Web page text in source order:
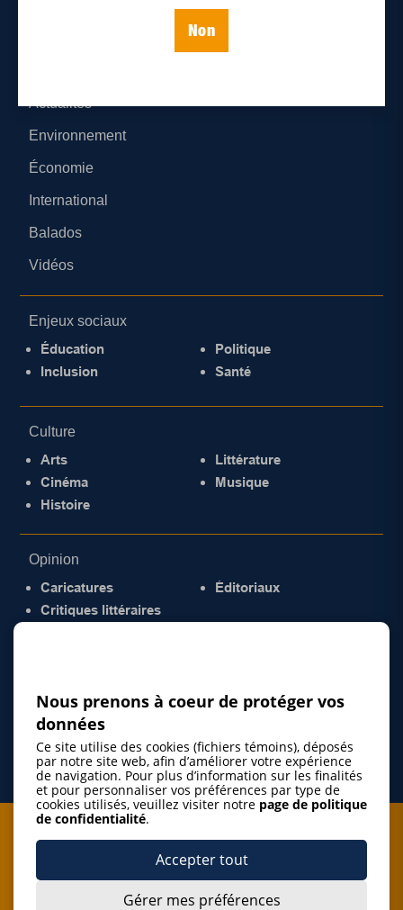
Non
Actualités
Environnement
Économie
International
Balados
Vidéos
Enjeux sociaux
Éducation
Inclusion
Politique
Santé
Culture
Arts
Cinéma
Histoire
Littérature
Musique
Opinion
Caricatures
Critiques littéraires
Éditoriaux
Je m'abonne à l'infolettre
Nous prenons à coeur de protéger vos
données
Ce site utilise des cookies (fichiers témoins), déposés
par notre site web, afin d’améliorer votre expérience
de navigation. Pour plus d’information sur les finalités
et pour personnaliser vos préférences par type de
cookies utilisés, veuillez visiter notre page de politique
de confidentialité.
Accepter tout
Gérer mes préférences